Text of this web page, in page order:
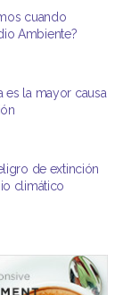
cuando
Ambiente?
es la mayor causa
de extinción
climático